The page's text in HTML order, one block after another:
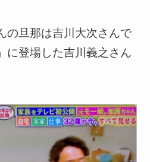
の旦那は吉川大次さんで
に登場した吉川義之さん